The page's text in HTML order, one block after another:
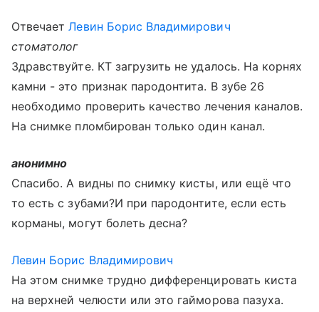
ОтвечаетЛевин Борис Владимирович
стоматолог
Здравствуйте. КТ загрузить не удалось. На корнях
камни - это признак пародонтита. В зубе 26
необходимо проверить качество лечения каналов.
На снимке пломбирован только один канал.
анонимно
Спасибо. А видны по снимку кисты, или ещё что
то есть с зубами?И при пародонтите, если есть
корманы, могут болеть десна?
Левин Борис Владимирович
На этом снимке трудно дифференцировать киста
на верхней челюсти или это гайморова пазуха.